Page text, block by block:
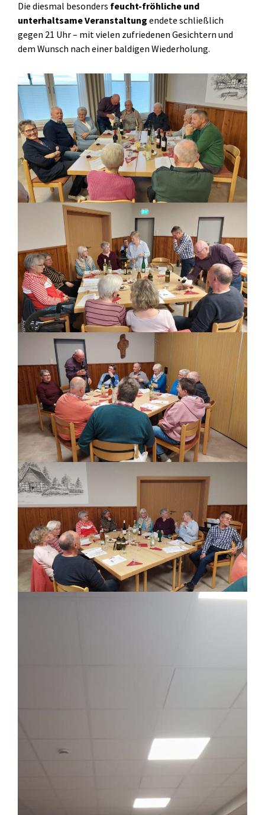
Die diesmal besonders feucht-fröhliche und
unterhaltsame Veranstaltung endete schließlich
gegen 21 Uhr – mit vielen zufriedenen Gesichtern und
dem Wunsch nach einer baldigen Wiederholung.